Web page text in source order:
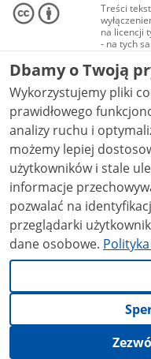
Treści
na licencji
- na tych
Materiały
audio i
Creative
NC-ND
Dbamy o Twoją
Wykorzystujemy pliki
prawidłowego
analizy ruchu i optymalizacji
możemy lepiej
użytkowników i stale ulepszać
informacje
pozwalać na
przeglądarki
dane osobowe.